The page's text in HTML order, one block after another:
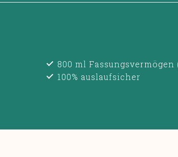
800 ml Fassungsvermögen
100% auslaufsicher